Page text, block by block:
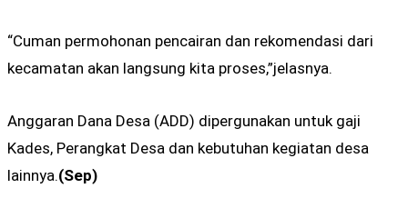
“Cuman permohonan pencairan dan rekomendasi dari
kecamatan akan langsung kita proses,”jelasnya.
Anggaran Dana Desa (ADD) dipergunakan untuk gaji
Kades, Perangkat Desa dan kebutuhan kegiatan desa
lainnya.(Sep)